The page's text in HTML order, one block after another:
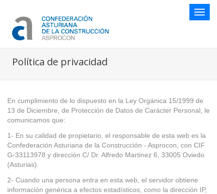
Botón
Política de privacidad
En cumplimiento de lo dispuesto en la Ley Orgánica 15/1999 de
13 de Diciembre, de Protección de Datos de Carácter Personal, le
comunicamos que:
1- En su calidad de propietario, el responsable de esta web es la
Confederación Asturiana de la Construcción - Asprocon, con CIF
G-33113978 y dirección C/ Dr. Alfredo Martinez 6, 33005 Oviedo
(Asturias).
2- Cuando una persona entra en esta web, el servidor obtiene
información genérica a efectos estadísticos, como la dirección IP,